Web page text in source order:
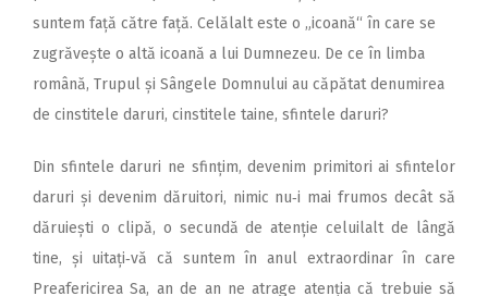
suntem față către față. Celălalt este o „icoană“ în care se
zugrăvește o altă icoană a lui Dumnezeu. De ce în limba
română, Trupul și Sângele Domnului au căpătat denumirea
de cinstitele daruri, cinstitele taine, sfintele daruri?
Din sfintele daruri ne sfințim, devenim primitori ai sfintelor
daruri și devenim dăruitori, nimic nu‑i mai frumos decât să
dăruiești o clipă, o secundă de atenție celuilalt de lângă
tine, și uitați‑vă că suntem în anul extraordinar în care
Preafericirea Sa, an de an ne atrage atenția că trebuie să